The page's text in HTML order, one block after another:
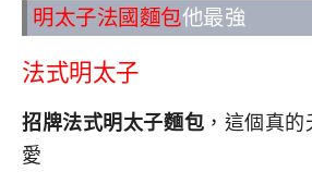
明太子法國麵包他最強
法式明太子
招牌法式明太子麵包 ，這個真
愛